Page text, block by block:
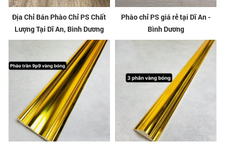
Địa Chỉ Bán Phào Chỉ PS Chất
Lượng Tại Dĩ An, Bình Dương
Phào chỉ PS giá rẻ tại Dĩ An -
Bình Dương